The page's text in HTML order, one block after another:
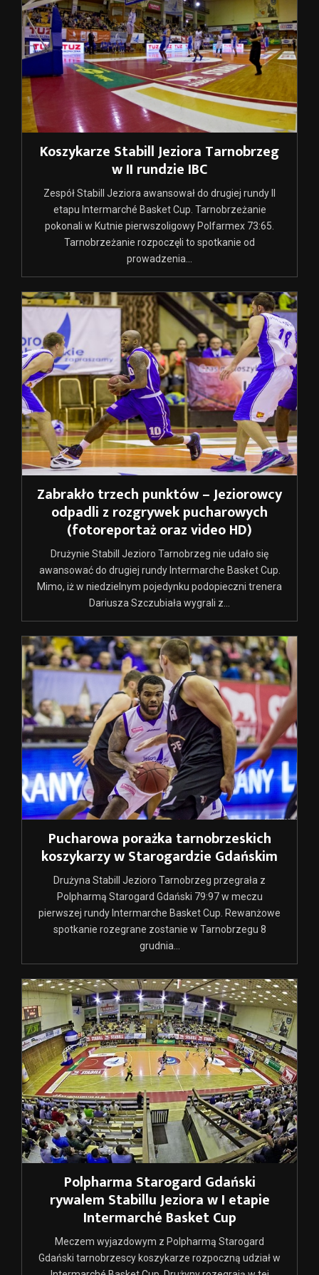
Koszykarze Stabill Jeziora Tarnobrzeg
w II rundzie IBC
Zespół Stabill Jeziora awansował do drugiej rundy II
etapu Intermarché Basket Cup. Tarnobrzeżanie
pokonali w Kutnie pierwszoligowy Polfarmex 73:65.
Tarnobrzeżanie rozpoczęli to spotkanie od
prowadzenia...
Zabrakło trzech punktów – Jeziorowcy
odpadli z rozgrywek pucharowych
(fotoreportaż oraz video HD)
Drużynie Stabill Jezioro Tarnobrzeg nie udało się
awansować do drugiej rundy Intermarche Basket Cup.
Mimo, iż w niedzielnym pojedynku podopieczni trenera
Dariusza Szczubiała wygrali z...
Pucharowa porażka tarnobrzeskich
koszykarzy w Starogardzie Gdańskim
Drużyna Stabill Jezioro Tarnobrzeg przegrała z
Polpharmą Starogard Gdański 79:97 w meczu
pierwszej rundy Intermarche Basket Cup. Rewanżowe
spotkanie rozegrane zostanie w Tarnobrzegu 8
grudnia...
Polpharma Starogard Gdański
rywalem Stabillu Jeziora w I etapie
Intermarché Basket Cup
Meczem wyjazdowym z Polpharmą Starogard
Gdański tarnobrzescy koszykarze rozpoczną udział w